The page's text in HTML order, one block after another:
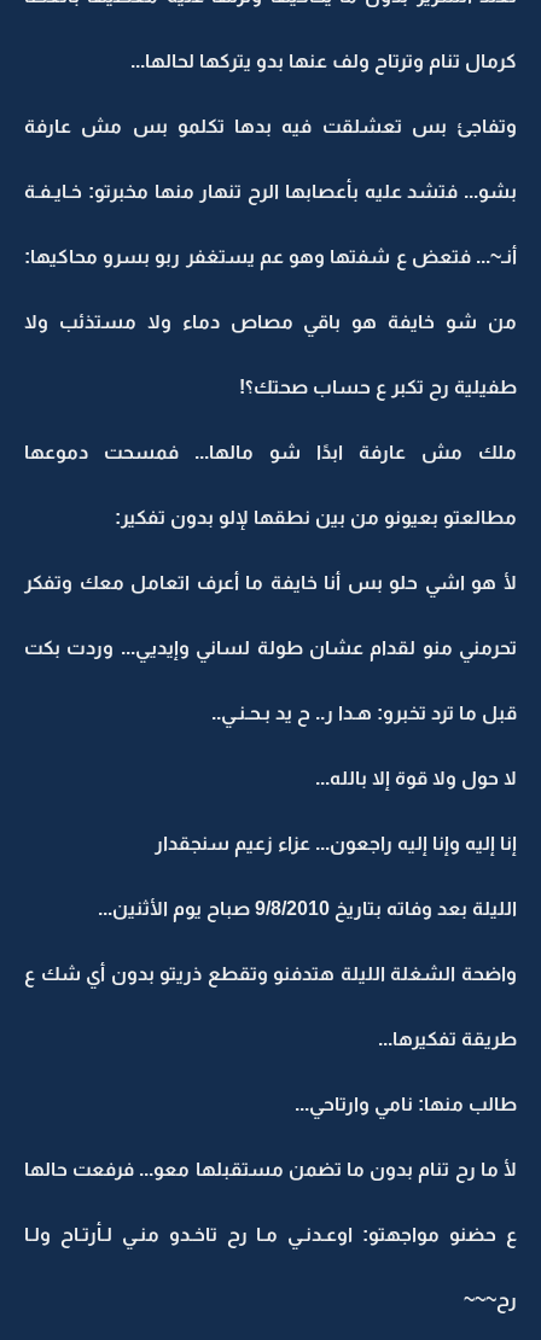
كرمال تنام وترتاح ولف عنها بدو يتركها لحالها...
وتفاجئ بس تعشلقت فيه بدها تكلمو بس مش عارفة
بشو... فتشد عليه بأعصابها الرح تنهار منها مخبرتو: خـايـفـة
أنـ~... فتعض ع شفتها وهو عم يستغفر ربو بسرو محاكيها:
من شو خايفة هو باقي مصاص دماء ولا مستذئب ولا
طفيلية رح تكبر ع حساب صحتك؟!
ملك مش عارفة ابدًا شو مالها... فمسحت دموعها
مطالعتو بعيونو من بين نطقها لإلو بدون تفكير:
لأ هو اشي حلو بس أنا خايفة ما أعرف اتعامل معك وتفكر
تحرمني منو لقدام عشان طولة لساني وإيديي... وردت بكت
قبل ما ترد تخبرو: هـدا ر.. ح يد بـحـنـي..
لا حول ولا قوة إلا بالله...
إنا إليه وإنا إليه راجعون... عزاء زعيم سنجقدار
الليلة بعد وفاته بتاريخ 9/8/2010 صباح يوم الأثنين...
واضحة الشغلة الليلة هتدفنو وتقطع ذريتو بدون أي شك ع
طريقة تفكيرها...
طالب منها: نامي وارتاحي...
لأ ما رح تنام بدون ما تضمن مستقبلها معو... فرفعت حالها
ع حضنو مواجهتو: اوعـدنـي مـا رح تاخـدو منـي لـأرتـاح ولـا
رح~~~